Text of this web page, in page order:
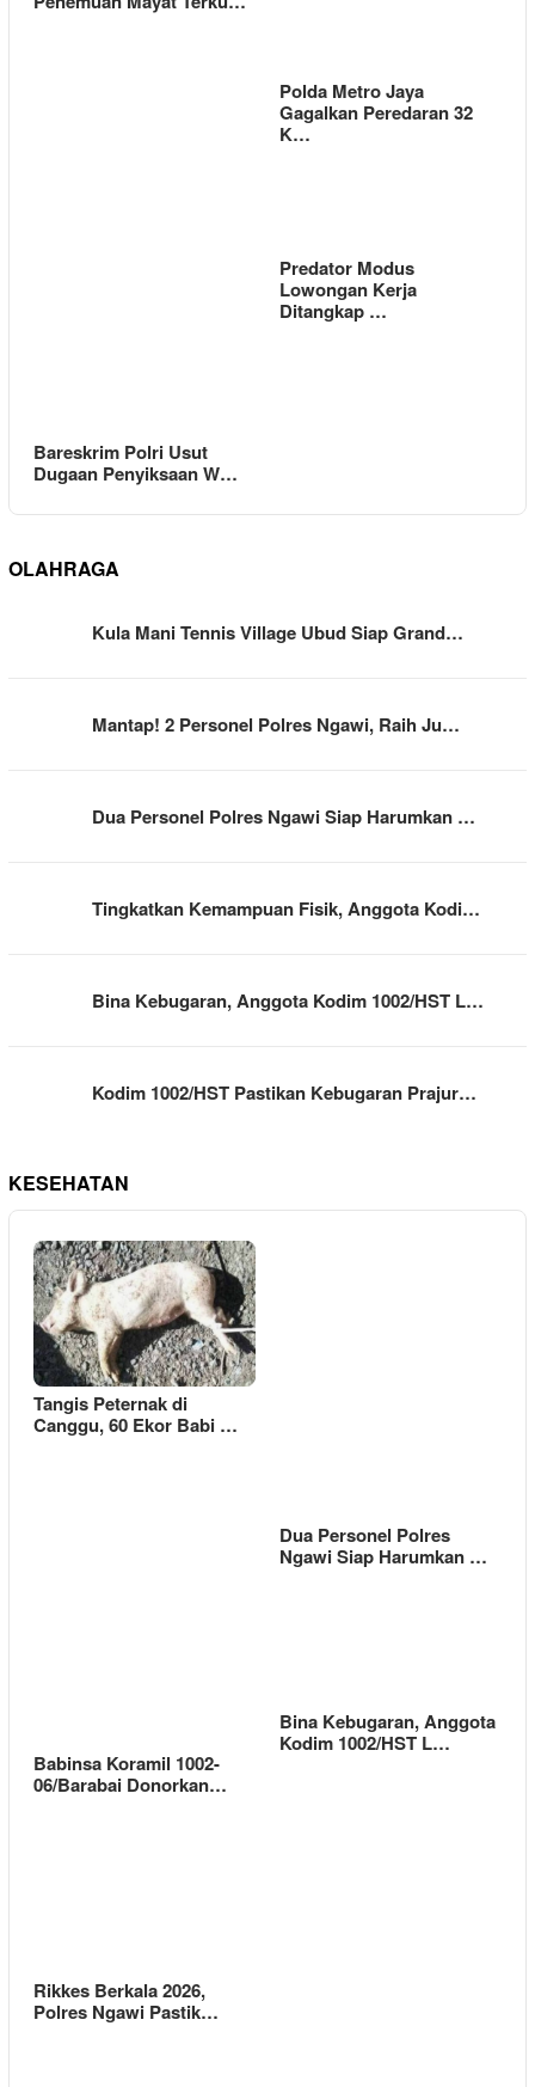
Polda Metro Jaya
Gagalkan Peredaran 32
K…
Bareskrim Polri Usut
Dugaan Penyiksaan W…
Predator Modus
Lowongan Kerja
Ditangkap …
OLAHRAGA
Kula Mani Tennis Village Ubud Siap Grand…
Mantap! 2 Personel Polres Ngawi, Raih Ju…
Dua Personel Polres Ngawi Siap Harumkan …
Tingkatkan Kemampuan Fisik, Anggota Kodi…
Bina Kebugaran, Anggota Kodim 1002/HST L…
Kodim 1002/HST Pastikan Kebugaran Prajur…
KESEHATAN
Tangis Peternak di
Canggu, 60 Ekor Babi …
Dua Personel Polres
Ngawi Siap Harumkan …
Babinsa Koramil 1002-
06/Barabai Donorkan…
Bina Kebugaran, Anggota
Kodim 1002/HST L…
Rikkes Berkala 2026,
Polres Ngawi Pastik…